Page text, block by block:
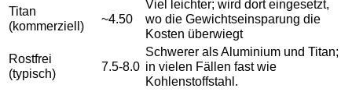
Titan
(kommerziell)
~4.50
Viel leichter; wird dort eingesetzt,
wo die Gewichtseinsparung die
Kosten überwiegt
Rostfrei
(typisch)
7.5-8.0
Schwerer als Aluminium und Titan;
in vielen Fällen fast wie
Kohlenstoffstahl.